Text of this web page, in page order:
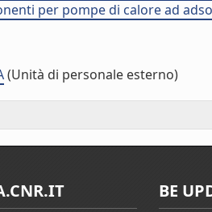
per pompe di calore ad
(Unità di personale esterno)
BE